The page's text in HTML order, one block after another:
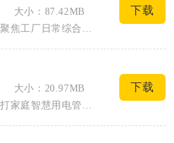
大小：87.42MB
详情：厂务监控聚焦工厂日常综合管控需求，打通厂区传感设备、监控摄像头、动力机组、巡...
下载
大小：20.97MB
详情：泰智慧主打家庭智慧用电管控，搭配配套智能终端箱使用，把家中全部电路状态集中在...
下载